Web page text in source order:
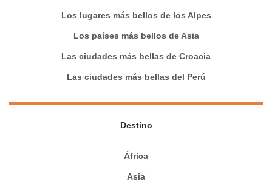
Los lugares más bellos de los Alpes
Los países más bellos de Asia
Las ciudades más bellas de Croacia
Las ciudades más bellas del Perú
Destino
África
Asia